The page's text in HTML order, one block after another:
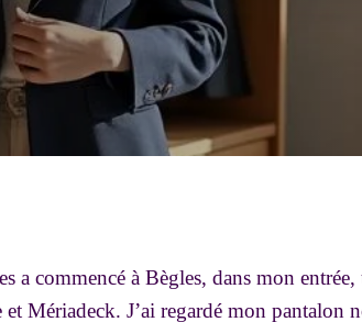
a commencé à Bègles, dans mon
Mériadeck. J’ai regardé mon pantalon